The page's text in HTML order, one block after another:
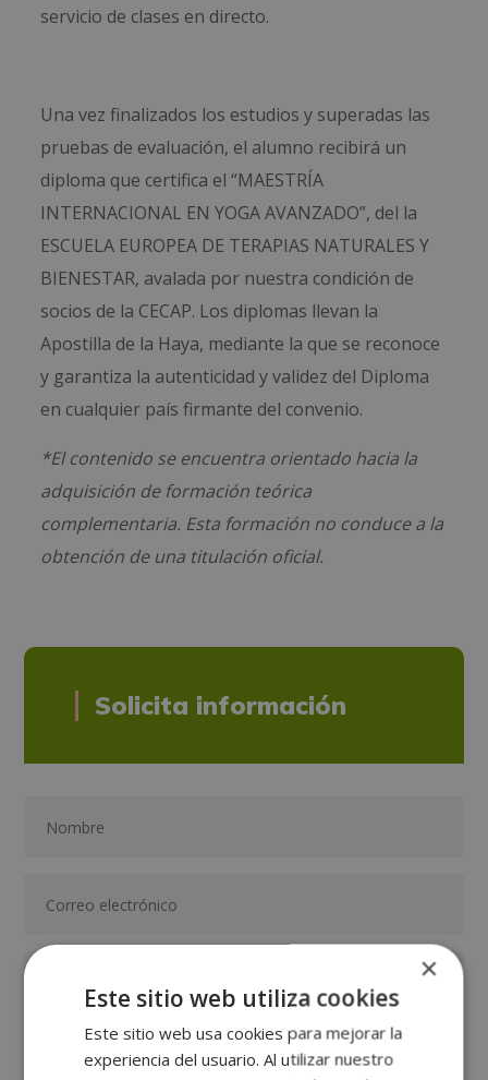
servicio de clases en directo.
Una vez finalizados los estudios y superadas las
pruebas de evaluación, el alumno recibirá un
diploma que certifica el “MAESTRÍA
INTERNACIONAL EN YOGA AVANZADO”, del la
ESCUELA EUROPEA DE TERAPIAS NATURALES Y
BIENESTAR, avalada por nuestra condición de
socios de la CECAP. Los diplomas llevan la
Apostilla de la Haya, mediante la que se reconoce
y garantiza la autenticidad y validez del Diploma
en cualquier país firmante del convenio.
*El contenido se encuentra orientado hacia la
adquisición de formación teórica
complementaria. Esta formación no conduce a la
obtención de una titulación oficial.
Solicita información
×
Este sitio web utiliza cookies
Este sitio web usa cookies para mejorar la
experiencia del usuario. Al utilizar nuestro